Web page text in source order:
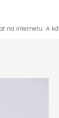
na internetu. A